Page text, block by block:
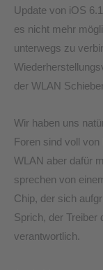
Update von iOS
es nicht mehr
unterwegs zu
der WLAN
Wir haben uns
Foren sind voll
WLAN aber dafür
sprechen von
Chip, der sich
Sprich, der Treiber
verantwortlich.